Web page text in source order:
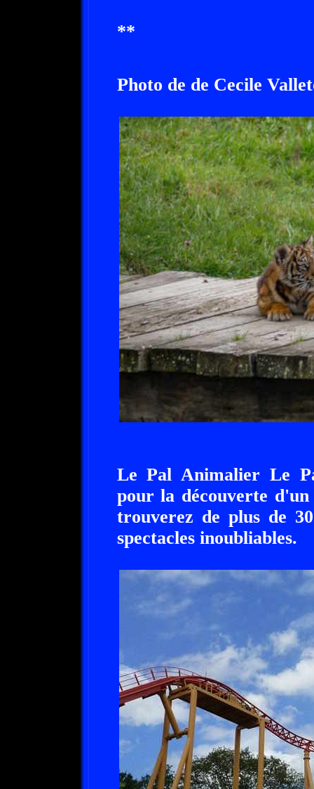
**
Photo de de Cecile
Le Pal Animalier Le
pour la découverte
trouverez de plus de
spectacles inoubliables.